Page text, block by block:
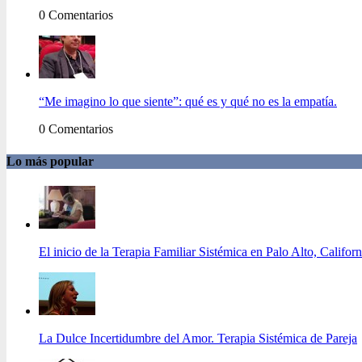
0 Comentarios
“Me imagino lo que siente”: qué es y qué no es la empatía.
0 Comentarios
Lo más popular
El inicio de la Terapia Familiar Sistémica en Palo Alto,
La Dulce Incertidumbre del Amor. Terapia Sistémica de Pareja